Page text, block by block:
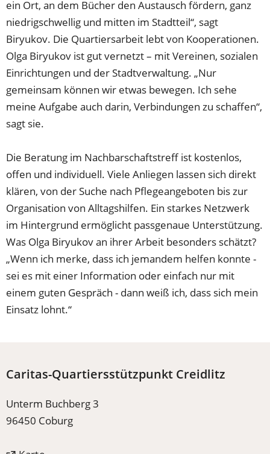
ein Ort, an dem Bücher den Austausch fördern, ganz
niedrigschwellig und mitten im Stadtteil“, sagt
Biryukov. Die Quartiersarbeit lebt von Kooperationen.
Olga Biryukov ist gut vernetzt – mit Vereinen, sozialen
Einrichtungen und der Stadtverwaltung. „Nur
gemeinsam können wir etwas bewegen. Ich sehe
meine Aufgabe auch darin, Verbindungen zu schaffen“,
sagt sie.
Die Beratung im Nachbarschaftstreff ist kostenlos,
offen und individuell. Viele Anliegen lassen sich direkt
klären, von der Suche nach Pflegeangeboten bis zur
Organisation von Alltagshilfen. Ein starkes Netzwerk
im Hintergrund ermöglicht passgenaue Unterstützung.
Was Olga Biryukov an ihrer Arbeit besonders schätzt?
„Wenn ich merke, dass ich jemandem helfen konnte -
sei es mit einer Information oder einfach nur mit
einem guten Gespräch - dann weiß ich, dass sich mein
Einsatz lohnt.“
Caritas-Quartiersstützpunkt Creidlitz
Unterm Buchberg 3
96450 Coburg